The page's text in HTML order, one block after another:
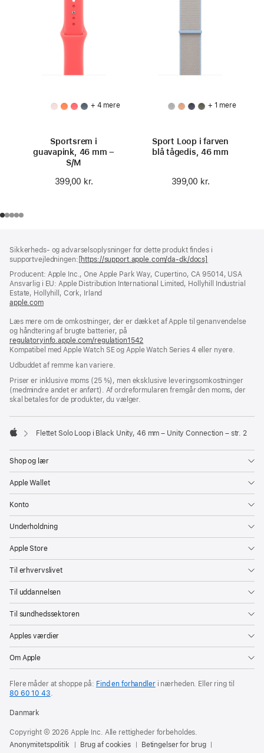
+ 4 mere
Sportsrem i
guavapink, 46 mm –
S/M
399,00 kr.
+ 1 mere
Sport Loop i farven
blå tågedis, 46 mm
399,00 kr.
Sikkerheds- og advarselsoplysninger for dette produkt findes i
supportvejledningen: [https://support.apple.com/da-dk/docs]
et
nyt
Producent: Apple Inc., One Apple Park Way, Cupertino, CA 95014, USA
Ansvarlig i EU: Apple Distribution International Limited, Hollyhill Industrial
Estate, Hollyhill, Cork, Irland
apple.com(åbner
et
nyt
vindue)
Læs mere om de omkostninger, der er dækket af Apple til genanvendelse
og håndtering af brugte batterier, på
regulatoryinfo.apple.com/regulation1542
i
vindue)
Kompatibel med Apple Watch SE og Apple Watch Series 4 eller nyere.
Udbuddet af remme kan variere.
Priser er inklusive moms (25 %), men eksklusive leveringsomkostninger
(medmindre andet er anført). Af ordreformularen fremgår den moms, der
skal betales for de produkter, du vælger.
Flettet Solo Loop i Black Unity, 46 mm – Unity Connection – str. 2
Shop og lær
Apple Wallet
Konto
Underholdning
Apple Store
Til erhvervslivet
Til uddannelsen
Til sundhedssektoren
Apples værdier
Om Apple
Flere måder at shoppe på: Find en forhandleri nærheden. Eller ring til
80 60 10 43.
Danmark
Copyright © 2026 Apple Inc. Alle rettigheder forbeholdes.
Anonymitetspolitik
Brug af cookies Betingelser for brug